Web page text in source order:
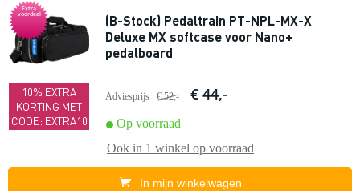
Extra
voordeel
10% EXTRA
KORTING MET
CODE: EXTRA10
(B-Stock) Pedaltrain PT-NPL-MX-X
Deluxe MX softcase voor Nano+
pedalboard
Adviesprijs € 52,- € 44,-
Op voorraad
Ook in 1 winkel op voorraad
In mijn winkelwagen